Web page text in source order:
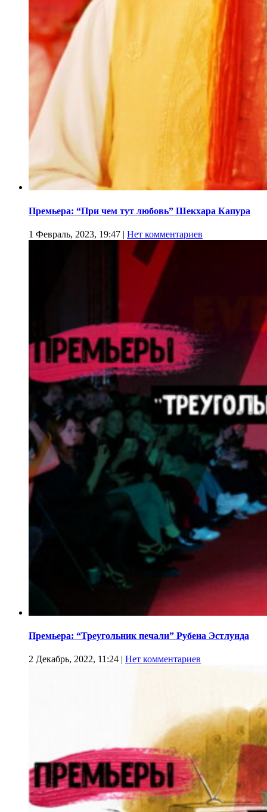
Премьера: “При чем тут любовь” Шекхара Капура
1 Февраль, 2023, 19:47 | Нет комментариев
Премьера: “Треугольник печали” Рубена Эстлунда
2 Декабрь, 2022, 11:24 | Нет комментариев